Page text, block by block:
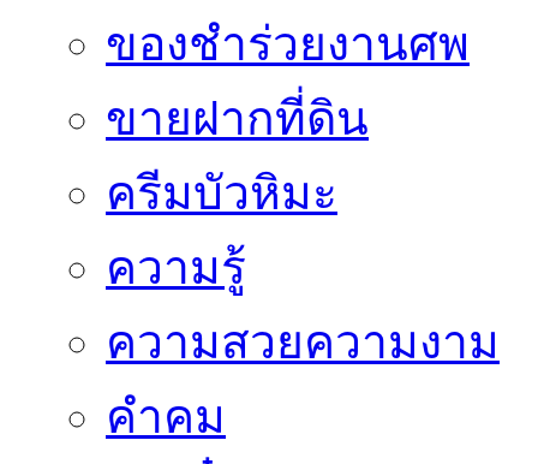
ของชำร่วยงานศพ
ขายฝากที่ดิน
ครีมบัวหิมะ
ความรู้
ความสวยความงาม
คำคม